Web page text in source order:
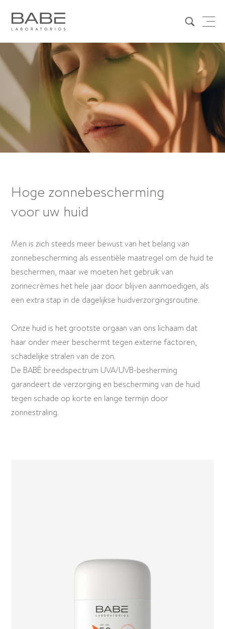
Hoge zonnebescherming
voor uw huid
Men is zich steeds meer bewust van het belang van
zonnebescherming als essentiële maatregel om de huid te
beschermen, maar we moeten het gebruik van
zonnecrèmes het hele jaar door blijven aanmoedigen, als
een extra stap in de dagelijkse huidverzorgingsroutine.
Onze huid is het grootste orgaan van ons lichaam dat
haar onder meer beschermt tegen externe factoren,
schadelijke stralen van de zon.
De BABÉ breedspectrum UVA/UVB-besherming
garandeert de verzorging en bescherming van de huid
tegen schade op korte en lange termijn door
zonnestraling.